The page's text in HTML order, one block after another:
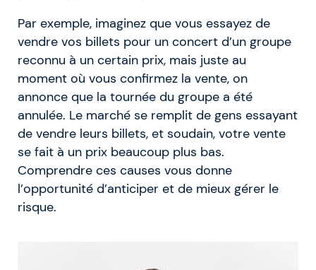
Par exemple, imaginez que vous essayez de
vendre vos billets pour un concert d’un groupe
reconnu à un certain prix, mais juste au
moment où vous confirmez la vente, on
annonce que la tournée du groupe a été
annulée. Le marché se remplit de gens essayant
de vendre leurs billets, et soudain, votre vente
se fait à un prix beaucoup plus bas.
Comprendre ces causes vous donne
l’opportunité d’anticiper et de mieux gérer le
risque.